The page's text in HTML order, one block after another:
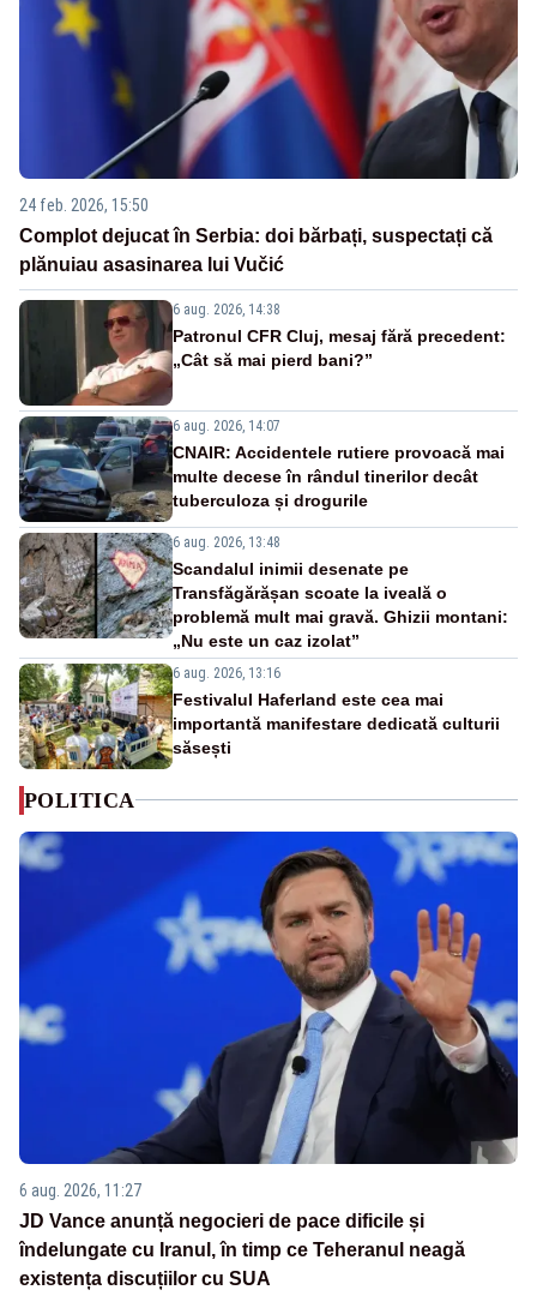
24 feb. 2026, 15:50
Complot dejucat în Serbia: doi bărbați, suspectați că
plănuiau asasinarea lui Vučić
6 aug. 2026, 14:38
Patronul CFR Cluj, mesaj fără precedent:
„Cât să mai pierd bani?”
6 aug. 2026, 14:07
CNAIR: Accidentele rutiere provoacă mai
multe decese în rândul tinerilor decât
tuberculoza și drogurile
6 aug. 2026, 13:48
Scandalul inimii desenate pe
Transfăgărășan scoate la iveală o
problemă mult mai gravă. Ghizii montani:
„Nu este un caz izolat”
6 aug. 2026, 13:16
Festivalul Haferland este cea mai
importantă manifestare dedicată culturii
săsești
POLITICA
6 aug. 2026, 11:27
JD Vance anunță negocieri de pace dificile și
îndelungate cu Iranul, în timp ce Teheranul neagă
existența discuțiilor cu SUA